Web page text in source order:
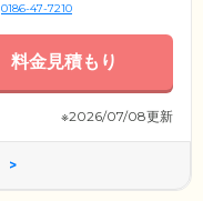
0186-47-7210
料金見積もり
※2026/07/08更新